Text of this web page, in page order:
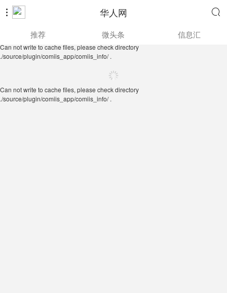
 华人网 
./source/plugin/comiis_app/comiis_info/ .
推荐 微头条 信息汇
Can not write to cache files, please check directory
./source/plugin/comiis_app/comiis_info/ .
Can not write to cache files, please check directory
./source/plugin/comiis_app/comiis_info/ .